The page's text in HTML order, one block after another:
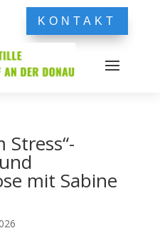
KONTAKT
Stress“-
mit Sabine